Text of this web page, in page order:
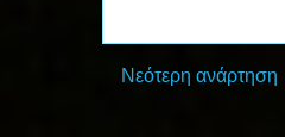
Νεότερη ανάρτηση